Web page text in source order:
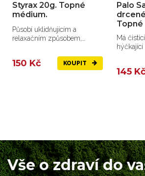
Styrax 20g. Topné
médium.
Působí uklidňujícím a
relaxačním způsobem,
150 Kč KOUPIT
Palo
Topné
Má
hýčkající
145 Kč
Vše o zdraví do